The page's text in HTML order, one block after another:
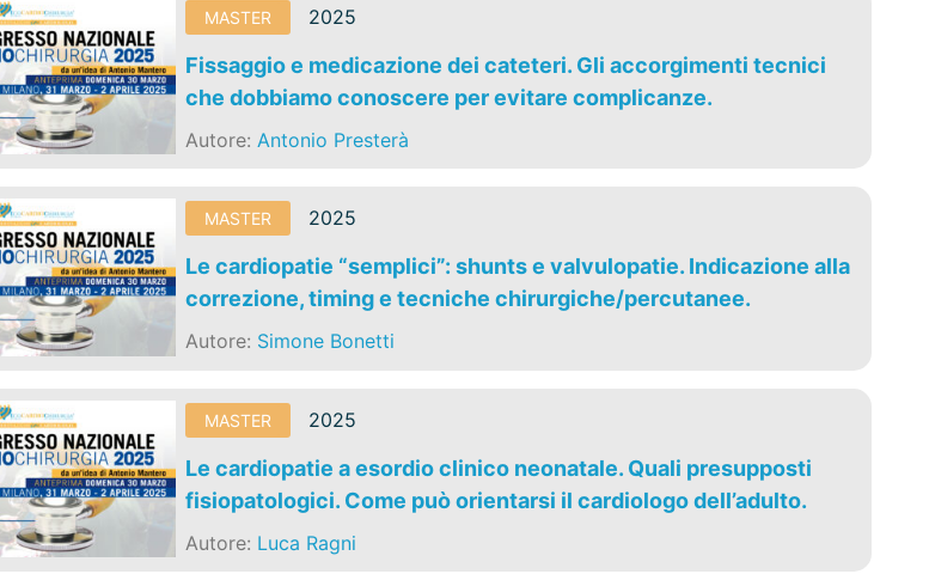
MASTER 2025
Fissaggio e medicazione dei cateteri. Gli accorgimenti tecnici
che dobbiamo conoscere per evitare complicanze.
Autore: Antonio Presterà
MASTER 2025
Le cardiopatie “semplici”: shunts e valvulopatie. Indicazione alla
correzione, timing e tecniche chirurgiche/percutanee.
Autore: Simone Bonetti
MASTER 2025
Le cardiopatie a esordio clinico neonatale. Quali presupposti
fisiopatologici. Come può orientarsi il cardiologo dell’adulto.
Autore: Luca Ragni